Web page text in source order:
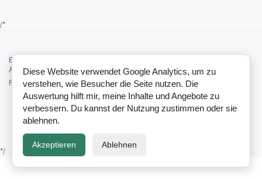
Diese Website verwendet Google Analytics, um zu
verstehen, wie Besucher die Seite nutzen. Die
Auswertung hilft mir, meine Inhalte und Angebote zu
verbessern. Du kannst der Nutzung zustimmen oder sie
ablehnen.
Akzeptieren Ablehnen
/*
Bootstrap
Apache License v2.0.
Font Awesomefont licensed underSIL OFL 1.1.
*/